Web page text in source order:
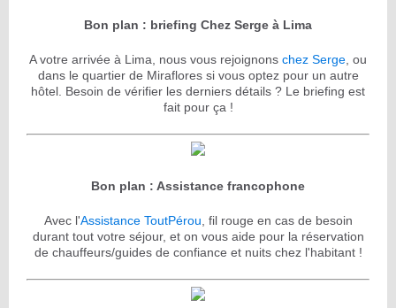
Bon plan : briefing Chez Serge à Lima
A votre arrivée à Lima, nous vous rejoignons chez Serge, ou
dans le quartier de Miraflores si vous optez pour un autre
hôtel. Besoin de vérifier les derniers détails ? Le briefing est
fait pour ça !
Bon plan : Assistance francophone
Avec l'Assistance ToutPérou, fil rouge en cas de besoin
durant tout votre séjour, et on vous aide pour la réservation
de chauffeurs/guides de confiance et nuits chez l'habitant !